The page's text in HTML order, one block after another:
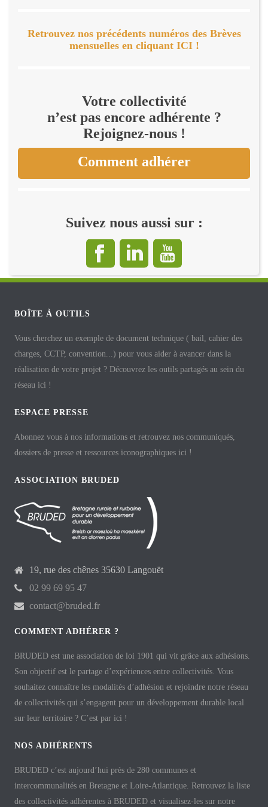
Retrouvez nos précédents numéros des Brèves
mensuelles en cliquant ICI !
Votre collectivité
n’est pas encore adhérente ?
Rejoignez-nous !
Comment adhérer
Suivez nous aussi sur :
BOÎTE À OUTILS
Vous cherchez un exemple de document technique ( bail, cahier des
charges, CCTP, convention...) pour vous aider à avancer dans la
réalisation de votre projet ? Découvrez les outils partagés au sein du
réseau ici !
ESPACE PRESSE
Abonnez vous à nos informations et retrouvez nos communiqués,
dossiers de presse et ressources iconographiques ici !
ASSOCIATION BRUDED
19, rue des chênes 35630 Langouët
02 99 69 95 47
contact@bruded.fr
COMMENT ADHÉRER ?
BRUDED est une association de loi 1901 qui vit grâce aux adhésions.
Son objectif est le partage d’expériences entre collectivités. Vous
souhaitez connaître les modalités d’adhésion et rejoindre notre réseau
de collectivités qui s’engagent pour un développement durable local
sur leur territoire ? C’est par ici !
NOS ADHÉRENTS
BRUDED c’est aujourd’hui près de 280 communes et
intercommunalités en Bretagne et Loire-Atlantique. Retrouvez la liste
des collectivités adhérentes à BRUDED et visualisez-les sur notre